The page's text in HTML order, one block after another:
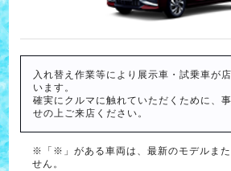
入れ替え作業等により展示車・試乗車が
います。
確実にクルマに触れていただくために、
せの上ご来店ください。
※「※」がある車両は、最新のモデルまた
せん。